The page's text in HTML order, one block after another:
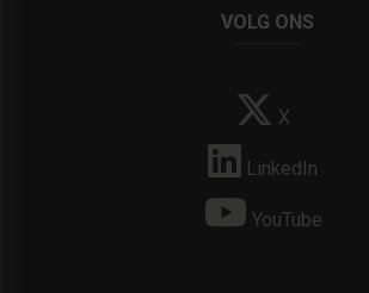
VOLG ONS
X
LinkedIn
YouTube